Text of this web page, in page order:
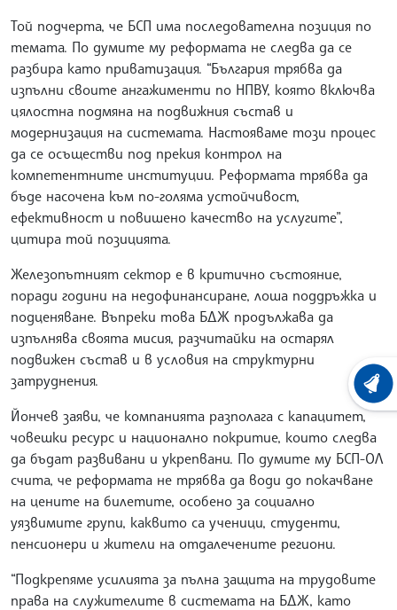
Той подчерта, че БСП има последователна позиция по
темата. По думите му реформата не следва да се
разбира като приватизация. “България трябва да
изпълни своите ангажименти по НПВУ, която включва
цялостна подмяна на подвижния състав и
модернизация на системата. Настояваме този процес
да се осъществи под прекия контрол на
компетентните институции. Реформата трябва да
бъде насочена към по-голяма устойчивост,
ефективност и повишено качество на услугите”,
цитира той позицията.
Железопътният сектор е в критично състояние,
поради години на недофинансиране, лоша поддръжка и
подценяване. Въпреки това БДЖ продължава да
изпълнява своята мисия, разчитайки на остарял
подвижен състав и в условия на структурни
затруднения.
Йончев заяви, че компанията разполага с капацитет,
човешки ресурс и национално покритие, които следва
да бъдат развивани и укрепвани. По думите му БСП-ОЛ
счита, че реформата не трябва да води до покачване
на цените на билетите, особено за социално
уязвимите групи, каквито са ученици, студенти,
пенсионери и жители на отдалечените региони.
“Подкрепяме усилията за пълна защита на трудовите
права на служителите в системата на БДЖ, като